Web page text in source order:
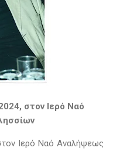
στον Ιερό Ναό
Ιερό Ναό Αναλήψεως